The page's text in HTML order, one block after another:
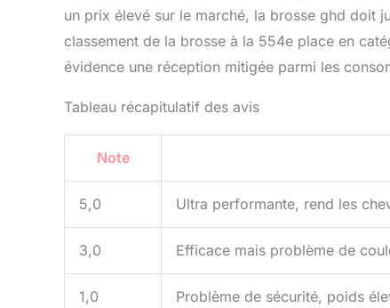
un prix élevé sur le marché, la brosse ghd doit
classement de la brosse à la 554e place en
évidence une réception mitigée parmi les
Tableau récapitulatif des avis
Note
5,0 Ultra performante, rend les
3,0 Efficace mais problème de
1,0 Problème de sécurité, poids